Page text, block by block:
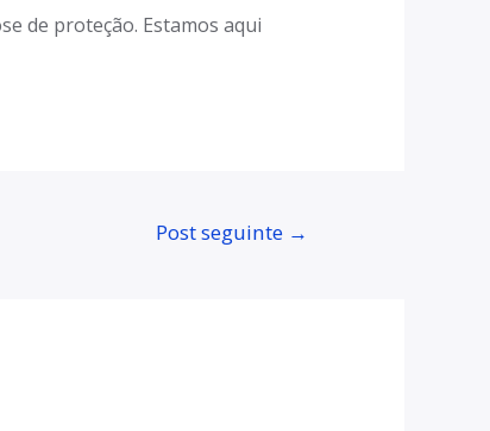
de proteção. Estamos aqui
Post seguinte →